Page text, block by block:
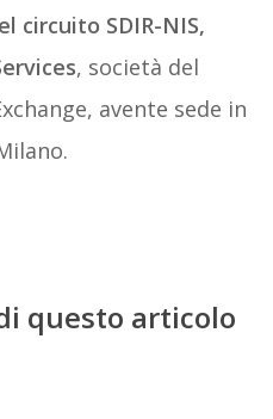
circuito SDIR-NIS,
, società del
avente sede in
questo articolo